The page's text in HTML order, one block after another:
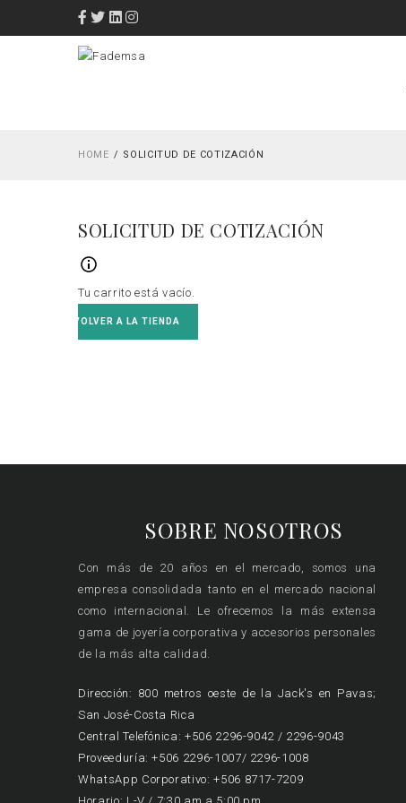
HOME SOLICITUD DE COTIZACIÓN
SOLICITUD DE COTIZACIÓN
Tu carrito está vacío.
VOLVER A LA TIENDA
SOBRE NOSOTROS
Con más de 20 años en el mercado, somos una
empresa consolidada tanto en el mercado nacional
como internacional. Le ofrecemos la más extensa
gama de joyería corporativa y accesorios personales
de la más alta calidad.
Dirección: 800 metros oeste de la Jack's en Pavas;
San José-Costa Rica
Central Telefónica: +506 2296-9042 / 2296-9043
Proveeduría: +506 2296-1007/ 2296-1008
WhatsApp Corporativo: +506 8717-7209